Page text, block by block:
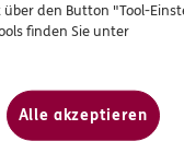
den Button "Tool-
finden Sie unter
Alle akzeptieren